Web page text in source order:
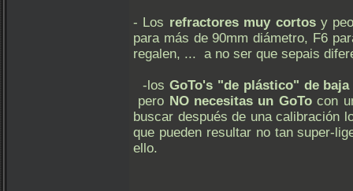
- Los refractores muy cortosy
para más de 90mm diámetro, F6
regalen, ... a no ser que sepais
-los GoTo's "de plástico" de baja
pero NO necesitas un GoTocon
buscar después de una calibración
que pueden resultar no tan super-
ello.